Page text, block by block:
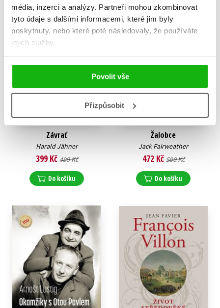
média, inzerci a analýzy. Partneři mohou zkombinovat
tyto údaje s dalšími informacemi, které jim byly
poskytnuty, nebo které poté následovaly, že používáte
jejich služby.
Povolit vše
Přizpůsobit
Závrať
Harald Jähner
399 Kč 499 Kč
Do košíku
Žalobce
Jack Fairweather
472 Kč 590 Kč
Do košíku